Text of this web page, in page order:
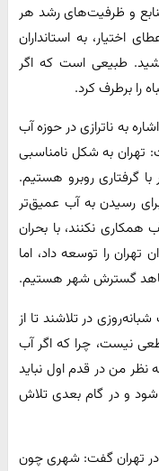
و ظرفیت‌های رشد هر
اختیار، به استانداران
طبیعی است که اگر
را برطرف کرد.
به ناترازی در حوزه آب
تهران به شکل نامناسبی
گرفتاری روبرو هستیم.
رسیدن به آب عمیق‌تر
نکنند، با بحران
را توسعه داد، اما
گسترش شهر هستیم.
در تلاشند تا از
نیست، چرا که اگر آب
نظر من در قدم اول نباید
شود و در گام بعدی تلاش
تهران گفت: شهری چون